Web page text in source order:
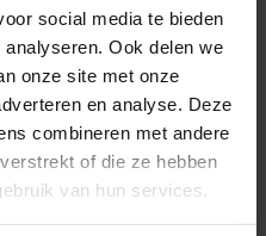
social media te bieden
Ook delen we
onze site met onze
en analyse. Deze
combineren met andere
of die ze hebben
van hun services.
dat gasten zich verrast
maar ook niet met
variëren van 30 tot 80
hebben. En met de
lukt dat ook.”
is een plek waar smaak,